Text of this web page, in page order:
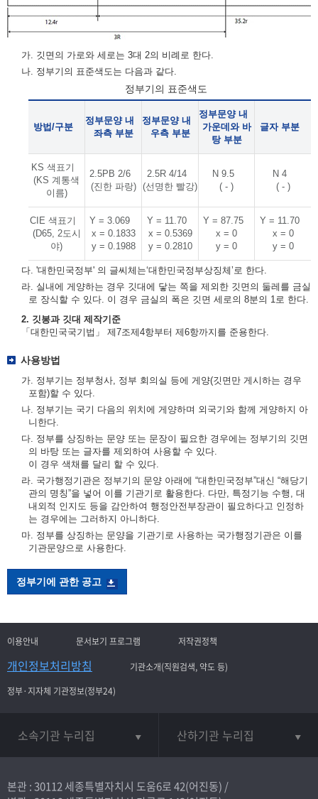
가. 깃면의 가로와 세로는 3대 2의 비례로 한다.
나. 정부기의 표준색도는 다음과 같다.
정부기의 표준색도
방법/구분
정부문양 내
좌측 부분
정부문양 내
우측 부분
정부문양 내
가운데와 바
탕 부분
글자 부분
KS 색표기
(KS 계통색
이름)
2.5PB 2/6
(진한 파랑)
2.5R 4/14
(선명한 빨강)
N 9.5
( - )
N 4
( - )
CIE 색표기
(D65, 2도시
야)
Y = 3.069
x = 0.1833
y = 0.1988
Y = 11.70
x = 0.5369
y = 0.2810
Y = 87.75
x = 0
y = 0
Y = 11.70
x = 0
y = 0
다. '대한민국정부' 의 글씨체는‘대한민국정부상징체’로 한다.
라. 실내에 게양하는 경우 깃대에 닿는 쪽을 제외한 깃면의 둘레를 금실
로 장식할 수 있다. 이 경우 금실의 폭은 깃면 세로의 8분의 1로 한다.
2. 깃봉과 깃대 제작기준
「대한민국국기법」 제7조제4항부터 제6항까지를 준용한다.
사용방법
가. 정부기는 정부청사, 정부 회의실 등에 게양(깃면만 게시하는 경우
포함)할 수 있다.
나. 정부기는 국기 다음의 위치에 게양하며 외국기와 함께 게양하지 아
니한다.
다. 정부를 상징하는 문양 또는 문장이 필요한 경우에는 정부기의 깃면
의 바탕 또는 글자를 제외하여 사용할 수 있다.
이 경우 색채를 달리 할 수 있다.
라. 국가행정기관은 정부기의 문양 아래에 “대한민국정부”대신 “해당기
관의 명칭”을 넣어 이를 기관기로 활용한다. 다만, 특정기능 수행, 대
내외적 인지도 등을 감안하여 행정안전부장관이 필요하다고 인정하
는 경우에는 그러하지 아니하다.
마. 정부를 상징하는 문양을 기관기로 사용하는 국가행정기관은 이를
기관문양으로 사용한다.
정부기에 관한 공고
이용안내 문서보기 프로그램 저작권정책
개인정보처리방침
기관소개(직원검색, 약도 등)
정부·지자체 기관정보(정부24)
소속기관 누리집 산하기관 누리집
본관 : 30112 세종특별자치시 도움6로 42(어진동) /